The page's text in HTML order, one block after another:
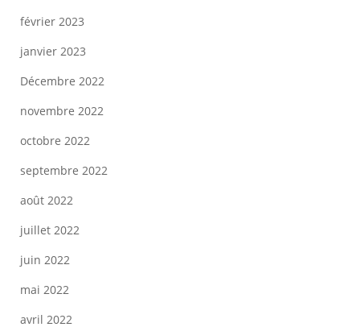
février 2023
janvier 2023
Décembre 2022
novembre 2022
octobre 2022
septembre 2022
août 2022
juillet 2022
juin 2022
mai 2022
avril 2022